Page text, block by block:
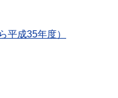
平成35年度）